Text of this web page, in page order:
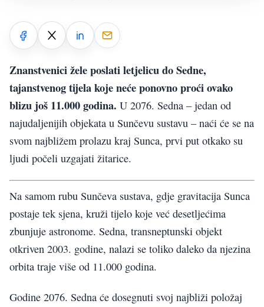
Znanstvenici žele poslati letjelicu do Sedne,
tajanstvenog tijela koje neće ponovno proći ovako
blizu još 11.000 godina. U 2076. Sedna – jedan od
najudaljenijih objekata u Sunčevu sustavu – naći će se na
svom najbližem prolazu kraj Sunca, prvi put otkako su
ljudi počeli uzgajati žitarice.
Na samom rubu Sunčeva sustava, gdje gravitacija Sunca
postaje tek sjena, kruži tijelo koje već desetljećima
zbunjuje astronome. Sedna, transneptunski objekt
otkriven 2003. godine, nalazi se toliko daleko da njezina
orbita traje više od 11.000 godina.
Godine 2076. Sedna će dosegnuti svoj najbliži položaj